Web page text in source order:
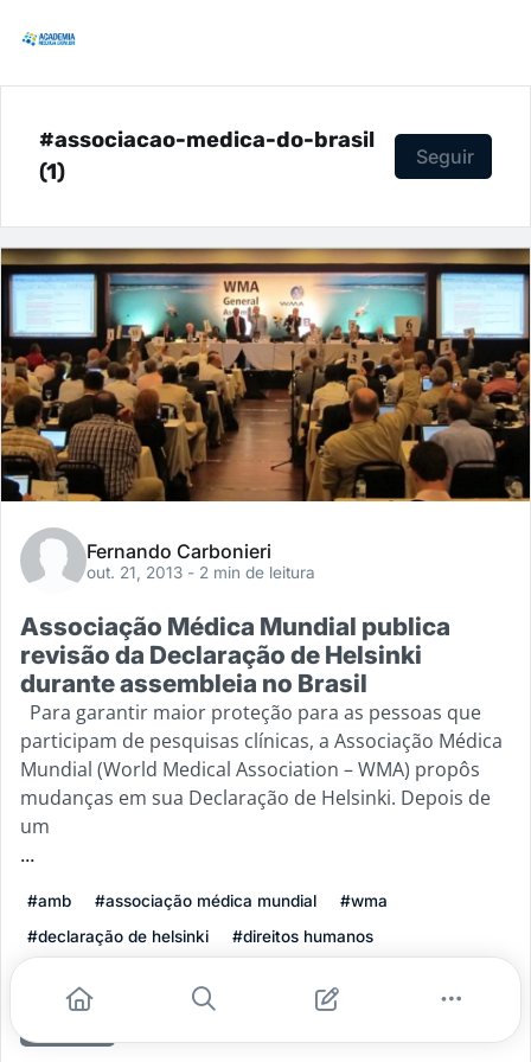
#associacao-medica-do-brasil
(1)
Seguir
Fernando Carbonieri
out. 21, 2013 - 2 min de leitura
Associação Médica Mundial publica
revisão da Declaração de Helsinki
durante assembleia no Brasil
Para garantir maior proteção para as pessoas que
participam de pesquisas clínicas, a Associação Médica
Mundial (World Medical Association – WMA) propôs
mudanças em sua Declaração de Helsinki. Depois de
um
...
#amb #associação médica mundial
#wma
#declaração de helsinki
#direitos humanos